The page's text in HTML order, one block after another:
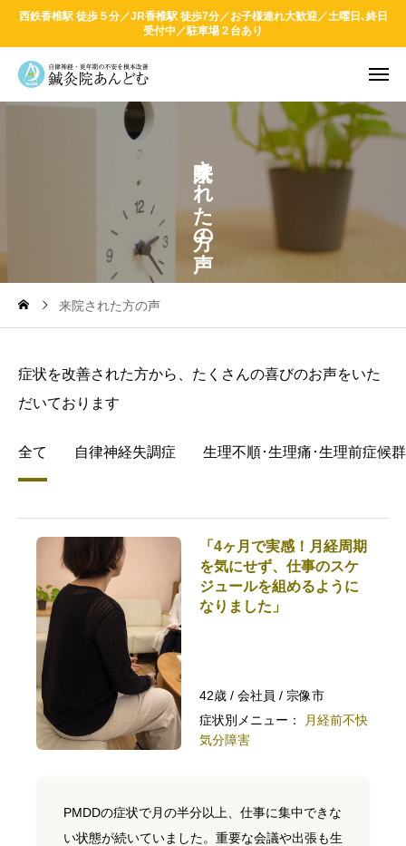
西鉄香椎駅 徒歩５分／JR香椎駅 徒歩7分／お子様連れ大歓迎／土曜日､終日
受付中／駐車場２台あり
さ
れ
た
の
来院された方の声
症状を改善された方から、たくさんの喜びのお声をいた
だいております
全て 自律神経失調症 生理不順･生理痛･生理前症候
「4ヶ月で実感！月経周期
を気にせず、仕事のスケ
ジュールを組めるように
なりました」
42歳 / 会社員 / 宗像市
症状別メニュー：
月経前不快
気分障害
PMDDの症状で月の半分以上、仕事に集中できな
い状態が続いていました。重要な会議や出張も生